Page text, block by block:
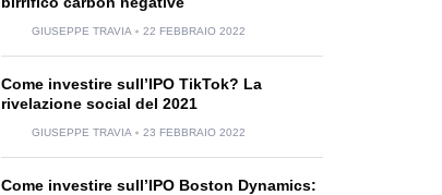
GIUSEPPE TRAVIA 22 FEBBRAIO 2022
Come investire sull’IPO TikTok? La
rivelazione social del 2021
GIUSEPPE TRAVIA 23 FEBBRAIO 2022
Come investire sull’IPO Boston Dynamics: